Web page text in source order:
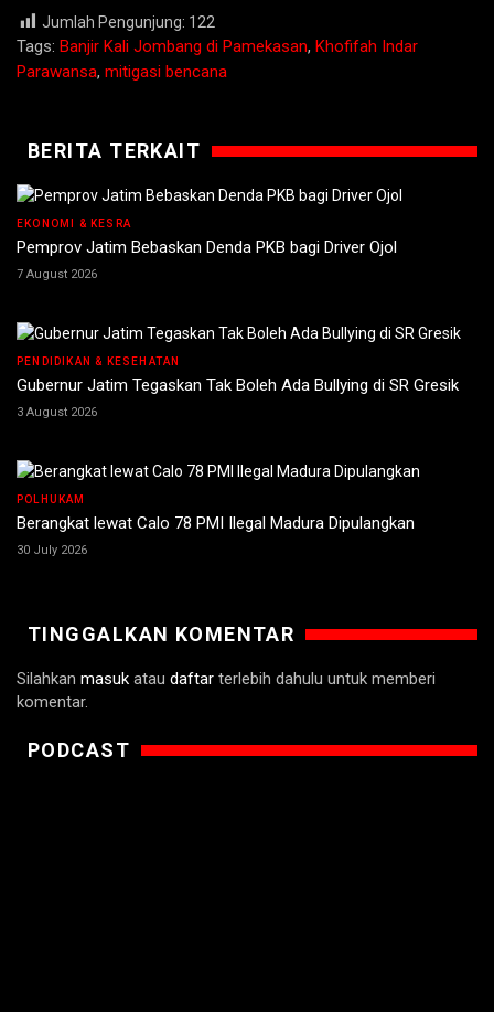
Jumlah Pengunjung: 122
Tags: Banjir Kali Jombang di Pamekasan, Khofifah Indar
Parawansa, mitigasi bencana
BERITA TERKAIT
EKONOMI & KESRA
Pemprov Jatim Bebaskan Denda PKB bagi Driver Ojol
7 August 2026
PENDIDIKAN & KESEHATAN
Gubernur Jatim Tegaskan Tak Boleh Ada Bullying di SR Gresik
3 August 2026
POLHUKAM
Berangkat lewat Calo 78 PMI Ilegal Madura Dipulangkan
30 July 2026
TINGGALKAN KOMENTAR
Silahkan masuk atau daftar terlebih dahulu untuk memberi
komentar.
PODCAST